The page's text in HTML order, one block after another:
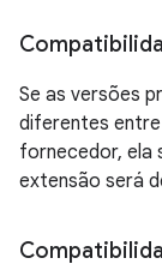
Se as versões
diferentes
fornecedor, ela
extensão será